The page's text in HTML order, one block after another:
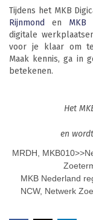
Tijdens het MKB
Rijnmond
en MKB
digitale
voor je klaar om te
Maak kennis, ga in
betekenen.
Het
en
MRDH,
MKB Nederland
NCW, Netwerk